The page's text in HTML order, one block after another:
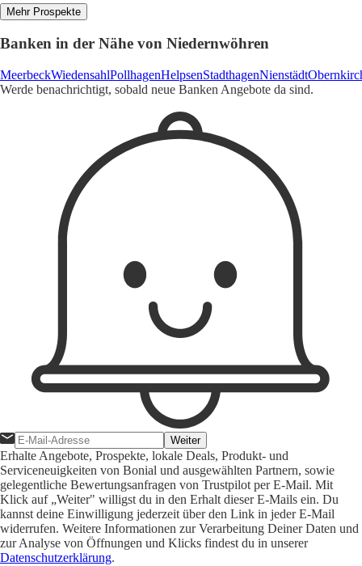
Mehr Prospekte
Banken in der Nähe von Niedernwöhren
MeerbeckWiedensahlPollhagenHelpsenStadthagenNienstädt
Werde benachrichtigt, sobald neue Banken Angebote da sind.
Weiter
Erhalte Angebote, Prospekte, lokale Deals, Produkt- und
Serviceneuigkeiten von Bonial und ausgewählten Partnern, sowie
gelegentliche Bewertungsanfragen von Trustpilot per E-Mail. Mit
Klick auf „Weiter" willigst du in den Erhalt dieser E-Mails ein. Du
kannst deine Einwilligung jederzeit über den Link in jeder E-Mail
widerrufen. Weitere Informationen zur Verarbeitung Deiner Daten und
zur Analyse von Öffnungen und Klicks findest du in unserer
Datenschutzerklärung.